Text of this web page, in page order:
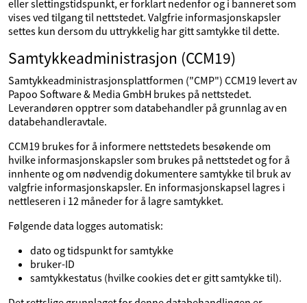
eller slettingstidspunkt, er forklart nedenfor og i banneret som
vises ved tilgang til nettstedet. Valgfrie informasjonskapsler
settes kun dersom du uttrykkelig har gitt samtykke til dette.
Samtykkeadministrasjon (CCM19)
Samtykkeadministrasjonsplattformen ("CMP") CCM19 levert av
Papoo Software & Media GmbH brukes på nettstedet.
Leverandøren opptrer som databehandler på grunnlag av en
databehandleravtale.
CCM19 brukes for å informere nettstedets besøkende om
hvilke informasjonskapsler som brukes på nettstedet og for å
innhente og om nødvendig dokumentere samtykke til bruk av
valgfrie informasjonskapsler. En informasjonskapsel lagres i
nettleseren i 12 måneder for å lagre samtykket.
Følgende data logges automatisk:
dato og tidspunkt for samtykke
bruker-ID
samtykkestatus (hvilke cookies det er gitt samtykke til).